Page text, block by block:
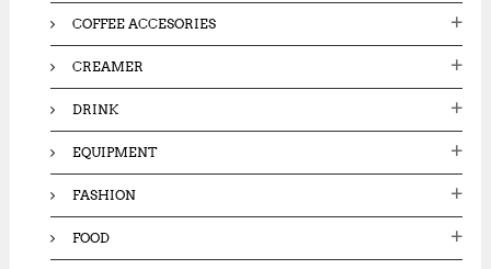
COFFEE ACCESORIES
CREAMER
DRINK
EQUIPMENT
FASHION
FOOD